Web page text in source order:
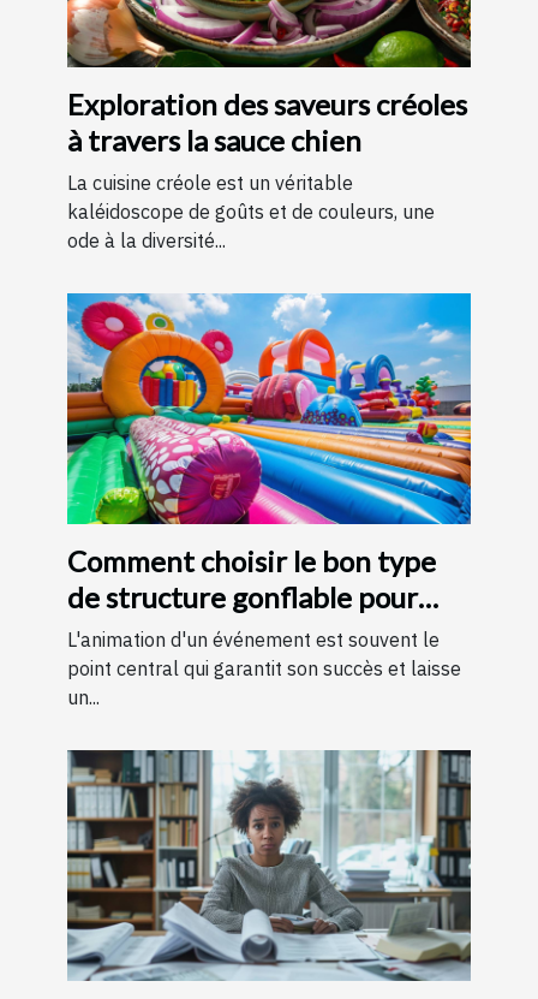
Exploration des saveurs créoles
à travers la sauce chien
La cuisine créole est un véritable
kaléidoscope de goûts et de couleurs, une
ode à la diversité...
Comment choisir le bon type
de structure gonflable pour
votre événement
L'animation d'un événement est souvent le
point central qui garantit son succès et laisse
un...